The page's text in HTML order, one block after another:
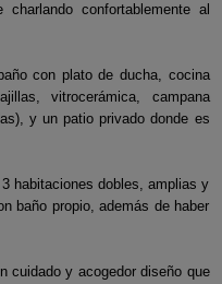
confortablemente al
con plato de ducha, cocina
vitrocerámica, campana
y un patio privado donde es
habitaciones dobles, amplias y
baño propio, además de haber
cuidado y acogedor diseño que